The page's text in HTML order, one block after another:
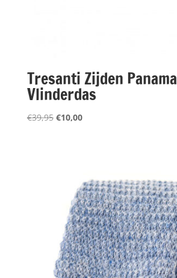
Tresanti Zijden Panama
Vlinderdas
€39,95 Oorspronkelijke
€10,00Huidige